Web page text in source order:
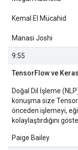
Kemal El Mücahid
Manasi Joshi
9:55
TensorFlow ve
Doğal Dil İşleme
konuşma size
önceden işlemeyi,
kolaylaştırdığını
Paige Bailey